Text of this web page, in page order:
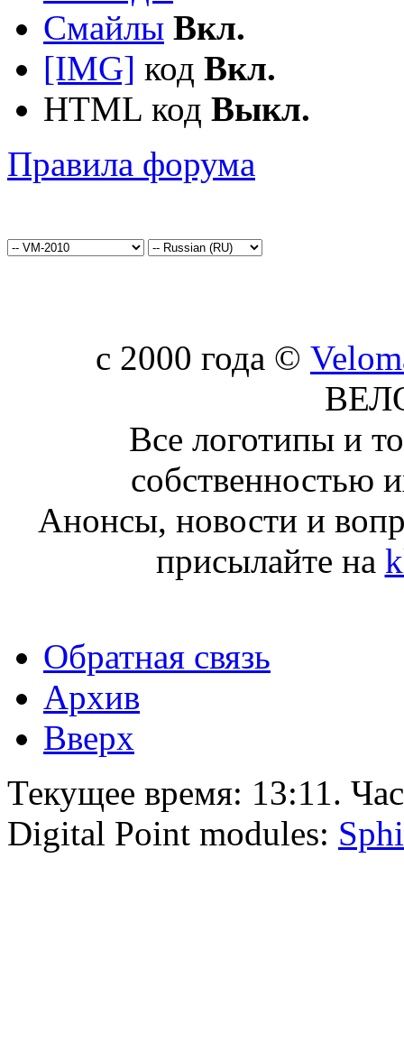
Смайлы Вкл.
[IMG] код Вкл.
HTML код Выкл.
Правила форума
c 2000 года ©
Все логотипы и
собственностью
Анонсы, новости и
присылайте на
Обратная связь
Архив
Вверх
Текущее время: 13:11.
Digital Point modules: